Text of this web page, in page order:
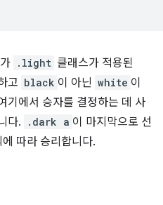
.light 클래스가 적용된
고 black 이 아닌 white 이
기에서 승자를 결정하는 데 사
다.
.dark a 이 마지막으로 선
따라 승리합니다.